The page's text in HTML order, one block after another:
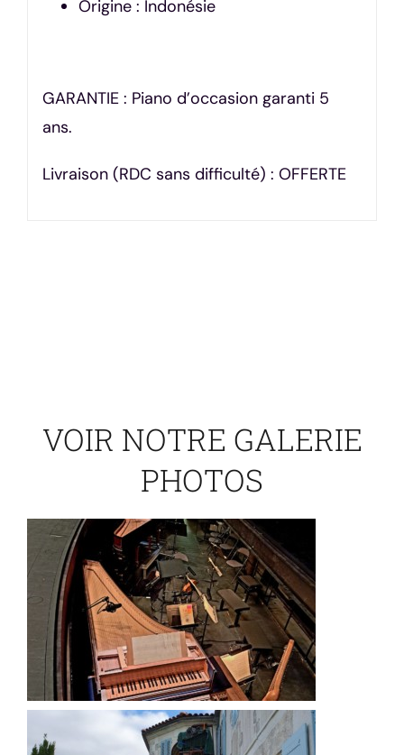
Origine : Indonésie
GARANTIE : Piano d’occasion garanti 5
ans.
Livraison (RDC sans difficulté) : OFFERTE
VOIR NOTRE GALERIE
PHOTOS